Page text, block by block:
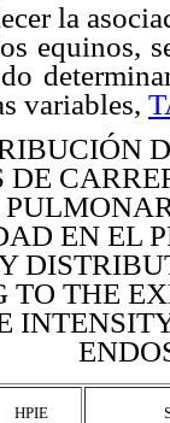
la
equinos,
variables,
DE
EN EL
TO THE
HPIE